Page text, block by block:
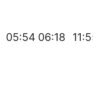
05:54 06:18 11:55